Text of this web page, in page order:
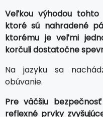
Veľkou výhodou tohto
ktoré sú nahradené
ktorému je veľmi
korčuli dostatočne
Na jazyku sa
obúvanie.
Pre väčšiu
reflexné prvky